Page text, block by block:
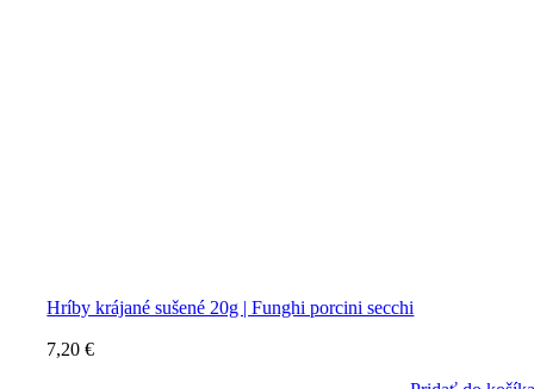
Hríby krájané sušené 20g | Funghi porcini secchi
7,20€